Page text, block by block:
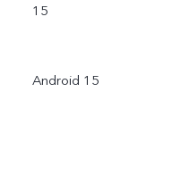
15
Android 15